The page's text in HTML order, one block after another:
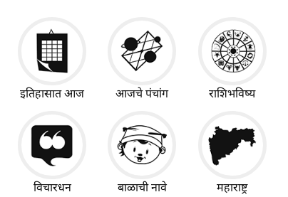
इतिहासात आज आजचे पंचांग राशिभविष्य
विचारधन बाळाची नावे महाराष्ट्र